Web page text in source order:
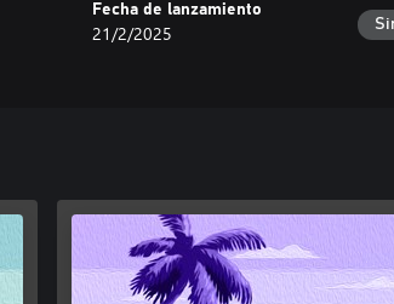
Fecha de lanzamiento
21/2/2025